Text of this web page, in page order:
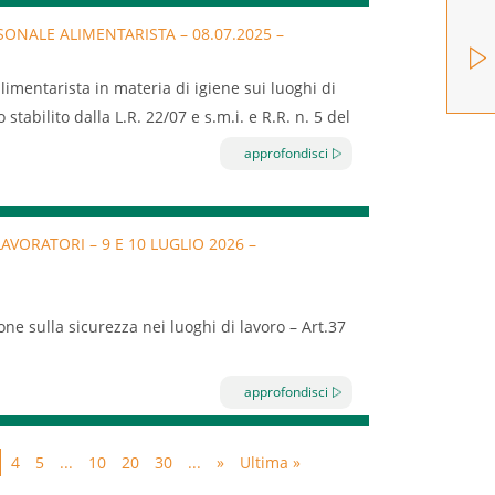
gravità e probabilità del danno,
prevenzione in azienda: misure collettive e
del lavoro, ambiente di lavoro, impianti
movimentazione (manuale e
ad agenti fisici (rumore, vibrazioni, radiazioni
chimici (anche cancerogeni), esposizione
e la segnaletica di sicurezza;
procedure e comportamenti.
dall’Accordo Stato-Regioni del 17/04/2025
turismo iscritte a EBT Puglia.
ALIMENTARISTA – 08.07.2025 –
in materia di igiene sui luoghi di
dalla L.R. 22/07 e s.m.i. e R.R. n. 5 del
approfondisci
– 9 E 10 LUGLIO 2026 –
sulla sicurezza nei luoghi di lavoro – Art.37
Repertorio atto n. 59/CSR – 17 aprile 2025,
indicati dall’articolo 37 del D.Lgs. n.
approfondisci
4 5 ... 10 20 30 ... » Ultima »